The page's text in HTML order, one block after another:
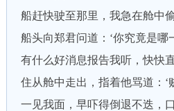
船赶快驶至那里，我急在舱中
船头向郑君问道：‘你究竟是哪
有什么好消息报告我听，快快
住从舱中走出，指着他骂道：‘
一见我面，早吓得倒退不迭，